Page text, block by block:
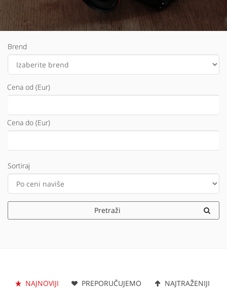
Brend
Cena od (Eur)
Cena do (Eur)
Sortiraj
Pretraži
NAJNOVIJI PREPORUČUJEMO NAJTRAŽENIJI